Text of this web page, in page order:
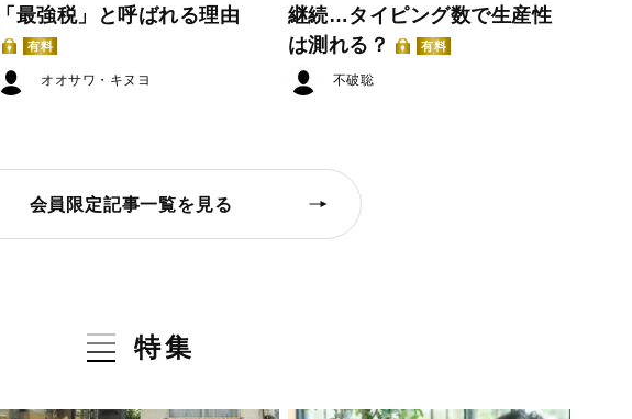
「最強税」と呼ばれる理由
有料
オオサワ・キヌヨ
継続…タイピング数で生産性
は測れる？
有料
不破聡
会員限定記事一覧を見る
特集